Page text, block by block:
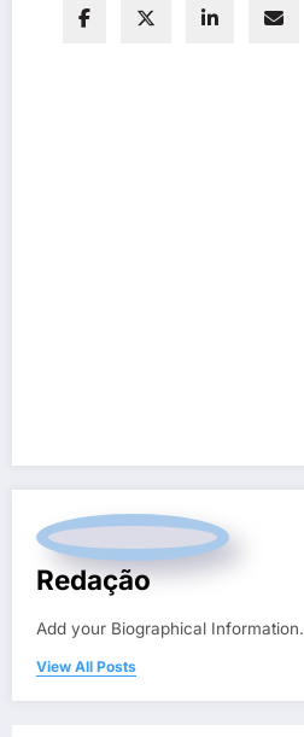
Redação
Add your Biographical Information.
View All Posts